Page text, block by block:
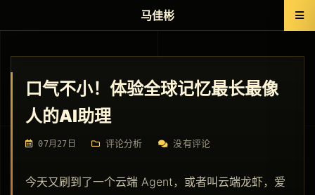
口气不小！体验全球记忆最长最像
人的AI助理
07月27日 评论分析 没有评论
今天又刷到了一个云端 Agent，或者叫云端龙虾，爱
马佳彬